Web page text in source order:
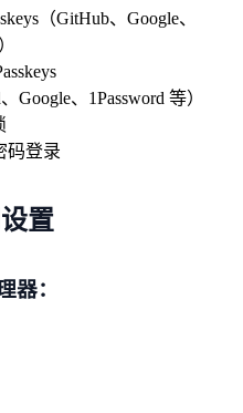
（GitHub、Google、
、1Password 等）
码登录
置
器：